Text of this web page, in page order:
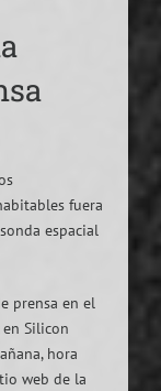
fuera
espacial
prensa en el
Silicon
hora
web de la